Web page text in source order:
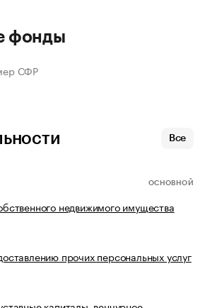
фонды
СФР
Все
ОСНОВНОЙ
недвижимого имущества
прочих персональных услуг